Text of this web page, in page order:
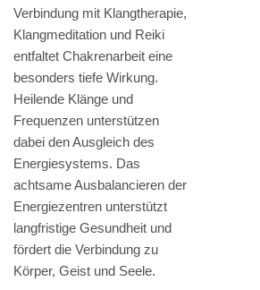
Verbindung mit Klangtherapie,
Klangmeditation und Reiki
entfaltet Chakrenarbeit eine
besonders tiefe Wirkung.
Heilende Klänge und
Frequenzen unterstützen
dabei den Ausgleich des
Energiesystems. Das
achtsame Ausbalancieren der
Energiezentren unterstützt
langfristige Gesundheit und
fördert die Verbindung zu
Körper, Geist und Seele.